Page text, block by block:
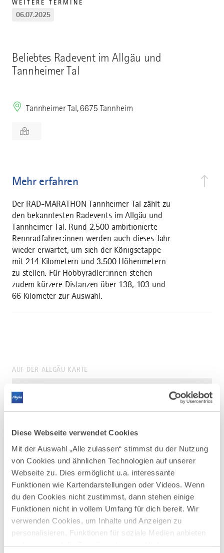
Diese Webseite verwendet Cookies
Mit der Auswahl „Alle zulassen“ stimmst du der Nutzung
von Cookies und ähnlichen Technologien auf unserer
Webseite zu. Dies ermöglicht u.a. interessante
Funktionen wie Kartendarstellungen oder Videos. Wenn
du den Cookies nicht zustimmst, dann stehen einige
Funktionen nicht in vollem Umfang für dich bereit. Wir
verwenden Cookies, um Inhalte und Anzeigen zu
personalisieren, Funktionen für soziale Medien anbieten
Beliebtes Radevent im Allgäu und
Tannheimer Tal
Tannheimer Tal, 6675 Tannheim
Mehr erfahren
Der RAD-MARATHON Tannheimer Tal zählt zu
den bekanntesten Radevents im Allgäu und
Tannheimer Tal. Rund 2.500 ambitionierte
Rennradfahrer:innen werden auch dieses Jahr
wieder erwartet, um sich der Königsetappe
mit 214 Kilometern und 3.500 Höhenmetern
zu stellen. Für Hobbyradler:innen stehen
zudem kürzere Distanzen über 138, 103 und
66 Kilometer zur Auswahl.
WEITERE TERMINE
06.07.2025
AUF DER ALLGÄU KARTE